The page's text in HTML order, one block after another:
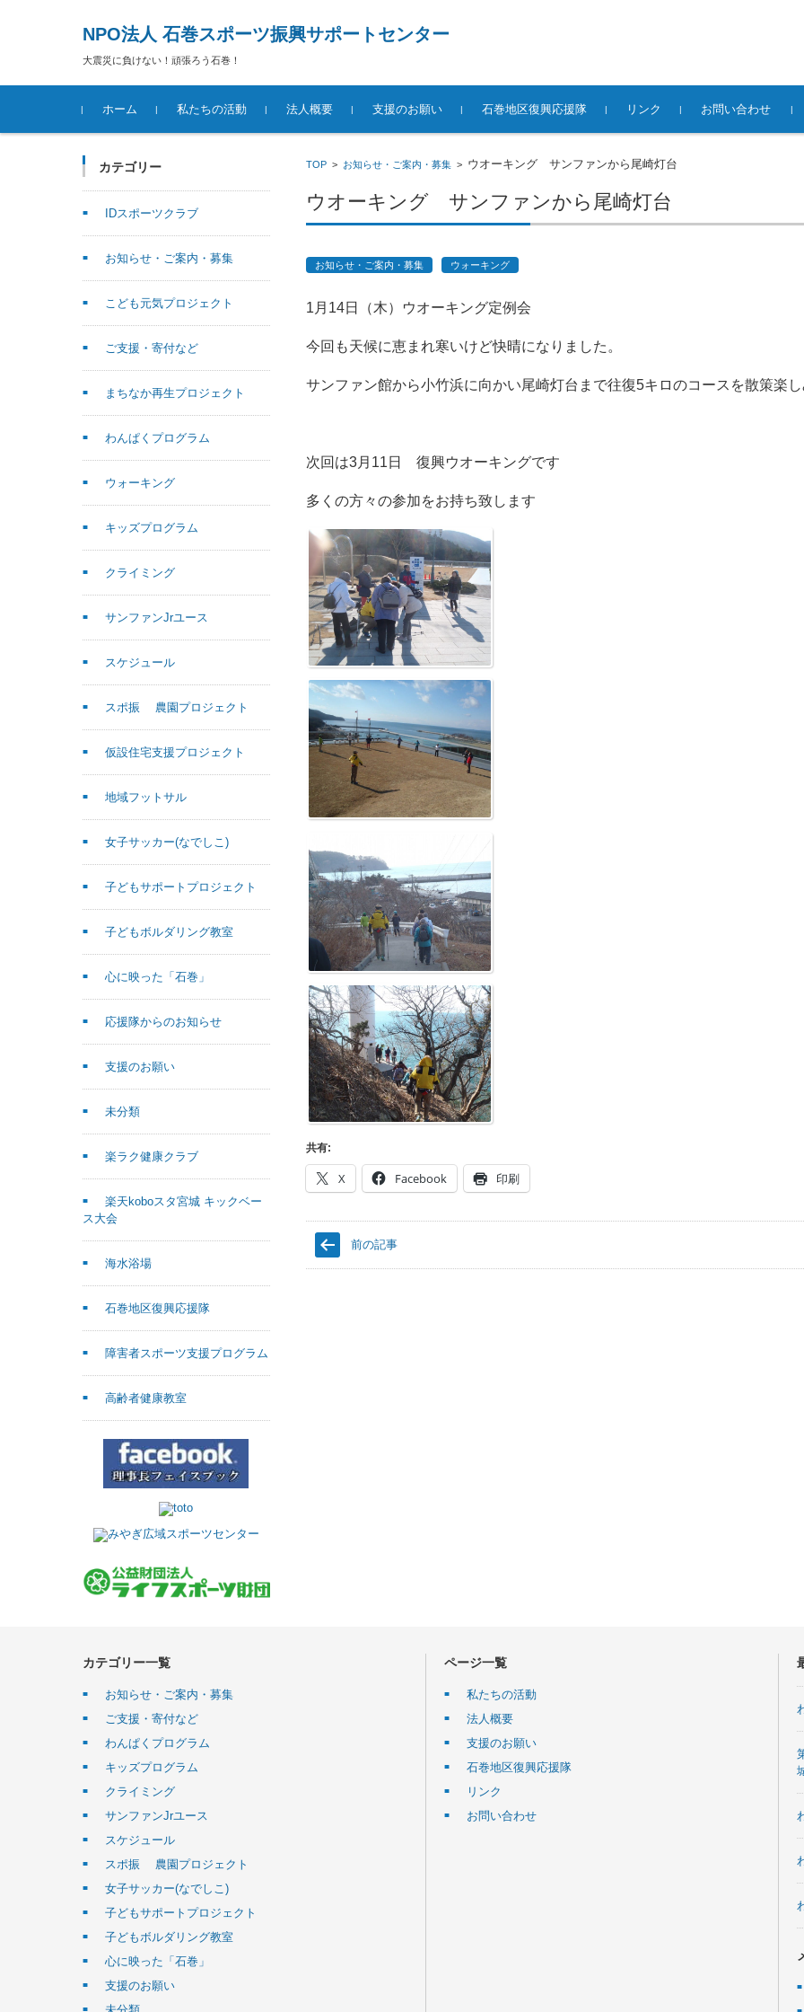
NPO法人 石巻スポーツ振興サポートセンター
大震災に負けない！頑張ろう石巻！
コンテンツに移動
ホーム
私たちの活動 法人概要 支援のお願い 石巻地区復興応援隊 リンク お問い合わせ
TOP> お知らせ・ご案内・募集> ウオーキング サンファンから尾崎灯台
ウオーキング サンファンから尾崎灯台
お知らせ・ご案内・募集 ウォーキング
1月14日（木）ウオーキング定例会
今回も天候に恵まれ寒いけど快晴になりました。
サンファン館から小竹浜に向かい尾崎灯台まで往復5キロのコースを散策楽
次回は3月11日 復興ウオーキングです
多くの方々の参加をお持ち致します
共有:
X Facebook 印刷
前の記事
カテゴリー
IDスポーツクラブ
お知らせ・ご案内・募集
こども元気プロジェクト
ご支援・寄付など
まちなか再生プロジェクト
わんぱくプログラム
ウォーキング
キッズプログラム
クライミング
サンファンJrユース
スケジュール
スポ振 農園プロジェクト
仮設住宅支援プロジェクト
地域フットサル
女子サッカー(なでしこ)
子どもサポートプロジェクト
子どもボルダリング教室
心に映った「石巻」
応援隊からのお知らせ
支援のお願い
未分類
楽ラク健康クラブ
楽天koboスタ宮城 キックベー
ス大会
海水浴場
石巻地区復興応援隊
障害者スポーツ支援プログラム
高齢者健康教室
カテゴリー一覧
お知らせ・ご案内・募集
ご支援・寄付など
わんぱくプログラム
キッズプログラム
クライミング
サンファンJrユース
スケジュール
スポ振 農園プロジェクト
女子サッカー(なでしこ)
子どもサポートプロジェクト
子どもボルダリング教室
心に映った「石巻」
支援のお願い
ページ一覧
私たちの活動
法人概要
支援のお願い
石巻地区復興応援隊
リンク
お問い合わせ